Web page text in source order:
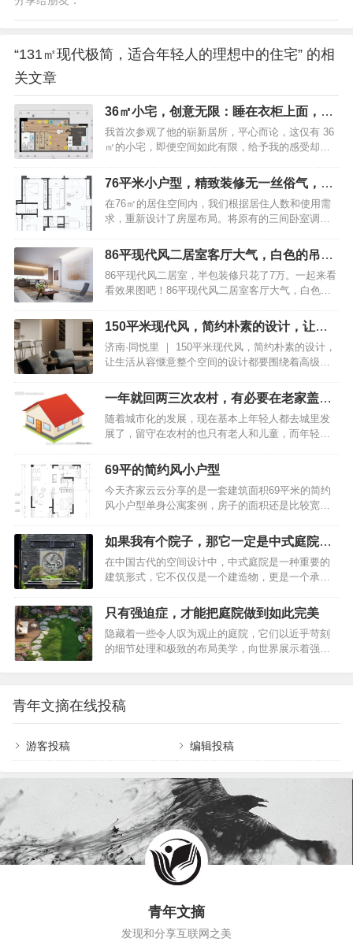
“131㎡现代极简，适合年轻人的理想中的住宅” 的相
关文章
36㎡小宅，创意无限：睡在衣柜上面，空
间却毫不拥挤!
我首次参观了他的崭新居所，平心而论，这仅有 36
㎡的小宅，即便空间如此有限，给予我的感受却是
害，全屋的设计可谓是极为“走心”！36㎡小宅，创意
无限：睡在衣柜上面，空间却毫不拥挤！这便是那
房子的户型图，属于公寓的户型样式。听他讲述，
在刚购买之时，就是一个方盒子般的户型。36㎡小
宅，创意无限：睡在衣柜上面，空间却毫不拥挤！
小户型并没有独立设置的玄关，不过，进屋之后的
计，既简单又实用，白色的柜门也显得格外清新耐
看。从…
76平米小户型，精致装修无一丝俗气，堪
称家装典范之作
在76㎡的居住空间内，我们根据居住人数和使用需
求，重新设计了房屋布局。将原有的三间卧室调整
足了屋主的需求，被打造成了一个光线充足、通透
的书房。这里不仅是居家办公的理想场所，还特别
设置了攀岩墙和瑜伽角，为屋主提供了娱乐和休憩
的空间。76平米小户型，精致装修无一丝俗气，堪
称家装典范之作平面布置图客厅76平米小户型，精
致装修无一丝俗气，堪称家装典范之作客厅虽然小
木百叶，形成了连续的窗带效果，让光线能够灵活
地进入室内…
86平现代风二居室客厅大气，白色的吊顶
展现出十足的禅意
86平现代风二居室，半包装修只花了7万。一起来看
看效果图吧！86平现代风二居室客厅大气，白色的
立面,跳跃明快的色彩。86平现代风二居室客厅大
气，白色的吊顶展现出十足的禅意客厅整体采用白
色为主，显得干净整洁，白色沙发上的各式各样的
抱枕、非常的有活力。86平现代风二居室客厅大
气，白色的吊顶展现出十足的禅意客厅给人一种强
大的气场，白色的吊顶展现出十足的禅意。让一切
代风二居室客厅大气，白色的吊顶展现出十足的禅
意客…
150平米现代风，简约朴素的设计，让生
活从容惬意
济南·同悦里 ｜ 150平米现代风，简约朴素的设计，
让生活从容惬意整个空间的设计都要围绕着高级和
属座椅和绒面麂皮搭配，还是高脚凳在空间中的广
泛利用，将雾化壁炉也很好的融入进去。家具多以
实木和岩板为主，暗色调的空间来突出一个沉稳大
气的奢华空间，屋主是一个生意人，希望在有客人
来时，可以体现一种沉稳大气的高级感，比较自如
的去畅谈生意，所以动静分区一定要明显。——一
之弦Tactile tex…
一年就回两三次农村，有必要在老家盖新
房子吗
随着城市化的发展，现在基本上年轻人都去城里发
展了，留守在农村的也只有老人和儿童，而年轻人
房，依旧想回农村老家建房，这又是为什么呢？不
少人表示城市的日渐高涨的房价，让他们无法承
受，在农村老家，最不济还有一块地，或建房或种
地或发展副业，心里总安定些。有人说，那是为了
面子。在外边不管赚了多少钱，还是身家千万，但
村里人都不知道。但是在老家建一栋上档次的别
为了老人。毕竟父母在老家呆了大半辈子，在城里
又过不习惯。老人家安…
69平的简约风小户型
今天齐家云云分享的是一套建筑面积69平米的简约
风小户型单身公寓案例，房子的面积还是比较宽敞
文艺的搭配方案让整个家看起来轻松而又舒适，营
造出了一个温馨的居住空间。下面就一起来看看
吧，希望大家喜欢~69平的简约风小户型，卫生间洗
手台的镜面柜，设计的很赞平面布置图69平的简约
风小户型，卫生间洗手台的镜面柜，设计的很赞入
户的玄关走廊被放在了入户门的侧方，通往厨房的
一侧的墙面摆放穿衣镜，方便出门前整理仪容。69
平的简约…
如果我有个院子，那它一定是中式庭院的
模样
在中国古代的空间设计中，中式庭院是一种重要的
建筑形式，它不仅仅是一个建造物，更是一个承载
优美的景色，还能感受到一种深刻的文化内涵。中
式庭院的历史可以追溯到商周时期，那时的庭院多
以居住为目的装置。随着时间的推移，它们逐渐演
变成一种更为复杂和精致的空间，不仅仅用于居
庭院vs新中式庭院，都各有特色01、普通中式庭院
来看看普通的中式庭院，它一般是住宅的一部分；
通常由房屋、庭…
只有强迫症，才能把庭院做到如此完美
隐藏着一些令人叹为观止的庭院，它们以近乎苛刻
的细节处理和极致的布局美学，向世界展示着强迫
院做到如此完美。只有强迫症，才能把庭院做到如
此完美。01精雕细琢的布局，强迫症的完美体现走
进这些庭院，你会发现每一处布局都经过了深思熟
虑。草坪、花坛、水景、座椅，这些元素被精心安
次感。主入口与小径的转折，每一个角落的点缀，
都经过精心规划…
青年文摘在线投稿
游客投稿 编辑投稿
青年文摘
发现和分享互联网之美